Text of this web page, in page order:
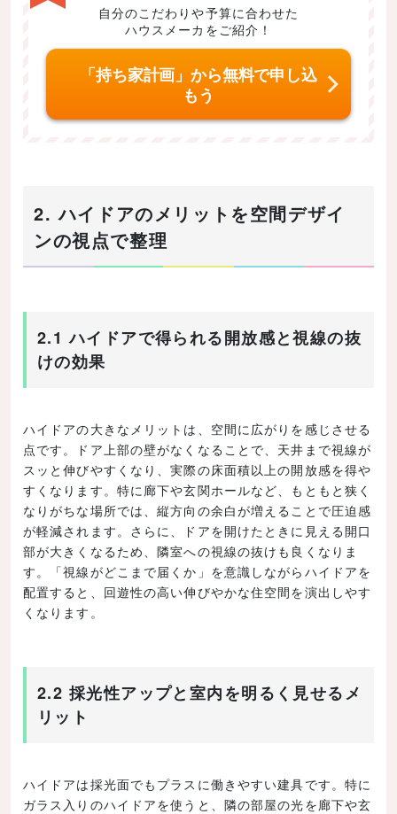
自分のこだわりや予算に合わせた
ハウスメーカをご紹介！
「持ち家計画」から無料で申し込
もう
2. ハイドアのメリットを空間デザイ
ンの視点で整理
2.1 ハイドアで得られる開放感と視線の抜
けの効果
ハイドアの大きなメリットは、空間に広がりを感じさせる
点です。ドア上部の壁がなくなることで、天井まで視線が
スッと伸びやすくなり、実際の床面積以上の開放感を得や
すくなります。特に廊下や玄関ホールなど、もともと狭く
なりがちな場所では、縦方向の余白が増えることで圧迫感
が軽減されます。さらに、ドアを開けたときに見える開口
部が大きくなるため、隣室への視線の抜けも良くなりま
す。「視線がどこまで届くか」を意識しながらハイドアを
配置すると、回遊性の高い伸びやかな住空間を演出しやす
くなります。
2.2 採光性アップと室内を明るく見せるメ
リット
ハイドアは採光面でもプラスに働きやすい建具です。特に
ガラス入りのハイドアを使うと、隣の部屋の光を廊下や玄